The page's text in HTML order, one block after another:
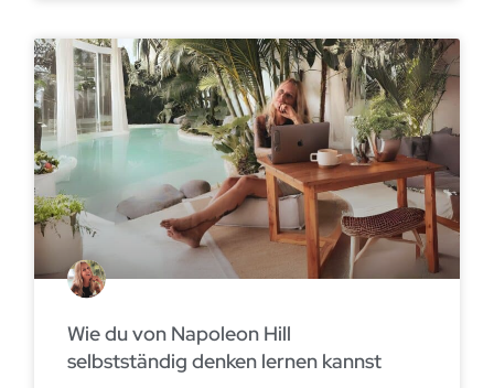
Wie du von Napoleon Hill
selbstständig denken lernen kannst